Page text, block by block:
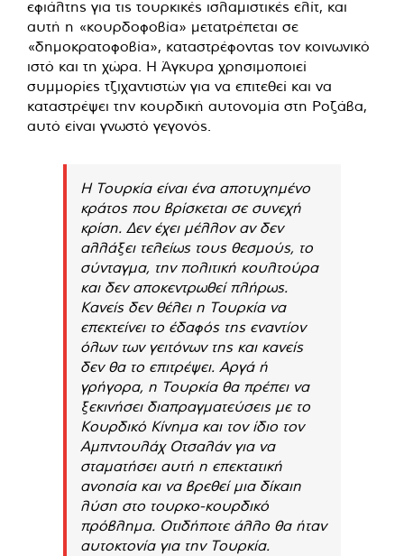
εφιάλτης για τις τουρκικές ισλαμιστικές ελίτ, και
αυτή η «κουρδοφοβία» μετατρέπεται σε
«δημοκρατοφοβία», καταστρέφοντας τον κοινωνικό
ιστό και τη χώρα. Η Άγκυρα χρησιμοποιεί
συμμορίες τζιχαντιστών για να επιτεθεί και να
καταστρέψει την κουρδική αυτονομία στη Ροζάβα,
αυτό είναι γνωστό γεγονός.
Η Τουρκία είναι ένα αποτυχημένο
κράτος που βρίσκεται σε συνεχή
κρίση. Δεν έχει μέλλον αν δεν
αλλάξει τελείως τους θεσμούς, το
σύνταγμα, την πολιτική κουλτούρα
και δεν αποκεντρωθεί πλήρως.
Κανείς δεν θέλει η Τουρκία να
επεκτείνει το έδαφός της εναντίον
όλων των γειτόνων της και κανείς
δεν θα το επιτρέψει. Αργά ή
γρήγορα, η Τουρκία θα πρέπει να
ξεκινήσει διαπραγματεύσεις με το
Κουρδικό Κίνημα και τον ίδιο τον
Αμπντουλάχ Οτσαλάν για να
σταματήσει αυτή η επεκτατική
ανοησία και να βρεθεί μια δίκαιη
λύση στο τουρκο-κουρδικό
πρόβλημα. Οτιδήποτε άλλο θα ήταν
αυτοκτονία για την Τουρκία.